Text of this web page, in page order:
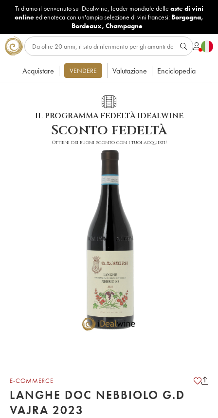
Ti diamo il benvenuto su iDealwine, leader mondiale delle aste di vini
onlineed enoteca con un'ampia selezione di vini francesi: Borgogna,
Bordeaux, Champagne...
Acquistare VENDERE Valutazione Enciclopedia
IL PROGRAMMA FEDELTÀ IDEALWINE
Sconto fedeltà
Ottieni dei buoni sconto con i tuoi acquisti!
E-COMMERCE
LANGHE DOC NEBBIOLO G.D
VAJRA 2023